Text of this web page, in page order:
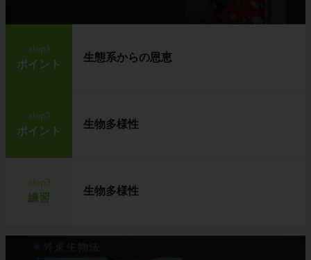
step1
ポイント
生態系からの恩恵
step2
ポイント
生物多様性
練習
生物多様性